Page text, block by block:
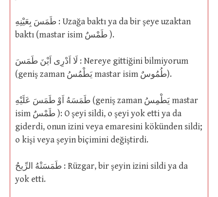
طَمَسَ بِعَيْنِهِ : Uzağa baktı ya da bir şeye uzaktan
baktı (mastar isim طَمْسٌ ).
لَا اَدْرِى اَيْنَ طَمَسَ : Nereye gittiğini bilmiyorum
(geniş zaman يَطْمُسُ mastar isim طُمُوسٌ).
طَمَسَهُ اَوْ طَمَسَ عَلَيْهِ (geniş zaman يَطْمِسُ mastar
isim طَمْسٌ ): O şeyi sildi, o şeyi yok etti ya da
giderdi, onun izini veya emaresini kökünden sildi;
o kişi veya şeyin biçimini değiştirdi.
طَمَسَتْهُ الرِّيحُ : Rüzgar, bir şeyin izini sildi ya da
yok etti.